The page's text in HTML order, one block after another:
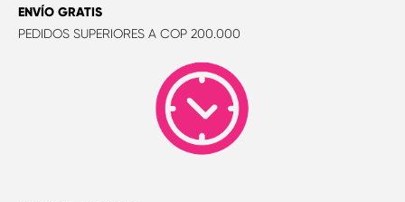
ENVÍO GRATIS
PEDIDOS SUPERIORES A COP 200.000